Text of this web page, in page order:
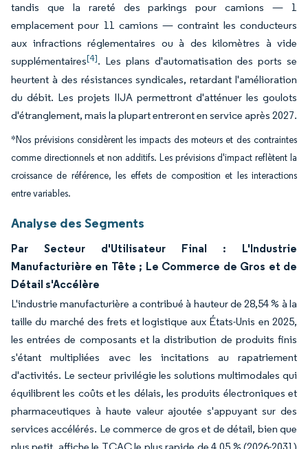
tandis que la rareté des parkings pour camions — 1
emplacement pour 11 camions — contraint les conducteurs
aux infractions réglementaires ou à des kilomètres à vide
supplémentaires[4]. Les plans d'automatisation des ports se
heurtent à des résistances syndicales, retardant l'amélioration
du débit. Les projets IIJA permettront d'atténuer les goulots
d'étranglement, mais la plupart entreront en service après 2027.
*Nos prévisions considèrent les impacts des moteurs et des contraintes
comme directionnels et non additifs. Les prévisions d'impact reflètent la
croissance de référence, les effets de composition et les interactions
entre variables.
Analyse des Segments
Par Secteur d'Utilisateur Final : L'Industrie
Manufacturière en Tête ; Le Commerce de Gros et de
Détail s'Accélère
L'industrie manufacturière a contribué à hauteur de 28,54 % à la
taille du marché des frets et logistique aux États-Unis en 2025,
les entrées de composants et la distribution de produits finis
s'étant multipliées avec les incitations au rapatriement
d'activités. Le secteur privilégie les solutions multimodales qui
équilibrent les coûts et les délais, les produits électroniques et
pharmaceutiques à haute valeur ajoutée s'appuyant sur des
services accélérés. Le commerce de gros et de détail, bien que